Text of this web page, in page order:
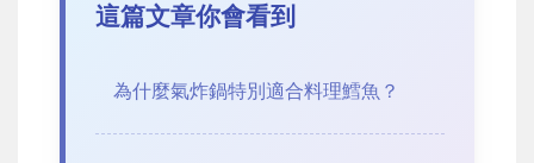
這篇文章你會看到
為什麼氣炸鍋特別適合料理鱈魚？